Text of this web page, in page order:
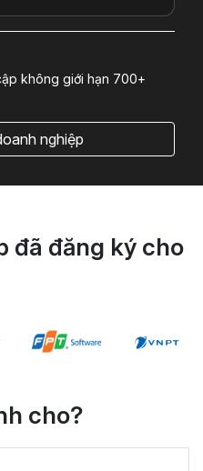
không giới hạn 700+
nghiệp
đã đăng ký cho
cho?